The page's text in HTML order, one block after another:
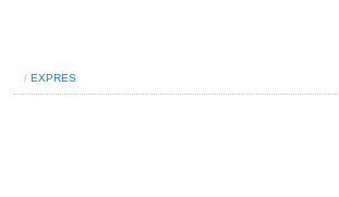
/ EXPRES